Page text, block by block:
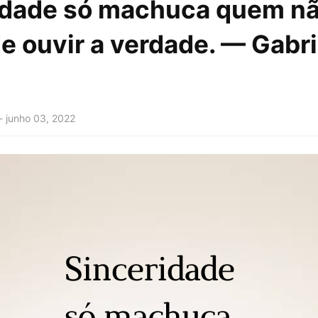
só machuca quem
ouvir a verdade. —
junho 03, 2022